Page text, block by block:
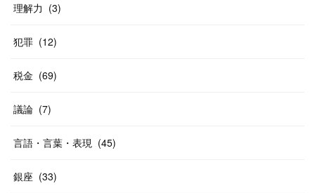
理解力 (3)
犯罪 (12)
税金 (69)
議論 (7)
言語・言葉・表現 (45)
銀座 (33)